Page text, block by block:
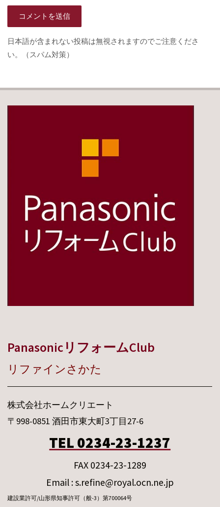
日本語が含まれない投稿は無視されますのでご注意くださ
い。（スパム対策）
PanasonicリフォームClub
リファインさかた
株式会社ホームクリエート
〒998-0851 酒田市東大町3丁目27-6
TEL 0234-23-1237
FAX 0234-23-1289
Email : s.refine@royal.ocn.ne.jp
建設業許可/山形県知事許可（般-3）第700064号